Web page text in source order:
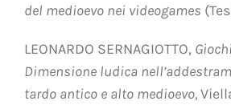
del medioevo nei videogames
LEONARDO SERNAGIOTTO,
Dimensione ludica
tardo antico e alto medioevo,